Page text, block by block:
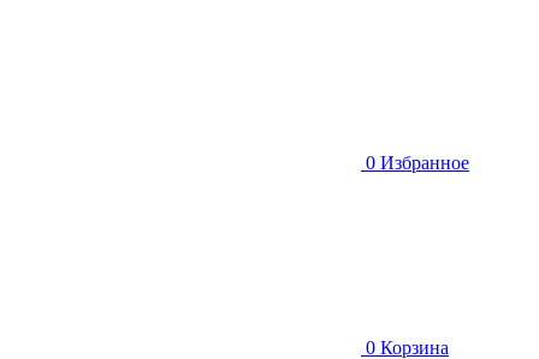
0 Избранное
0 Корзина